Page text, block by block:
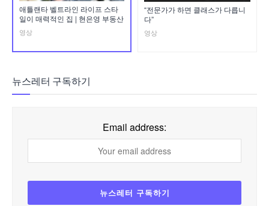
애틀랜타 벨트라인 라이프 스타
일이 매력적인 집 | 현은영 부동산
영상
“전문가가 하면 클래스가 다릅니
다”
영상
뉴스레터 구독하기
Email address: